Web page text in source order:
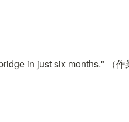
in just six months." （